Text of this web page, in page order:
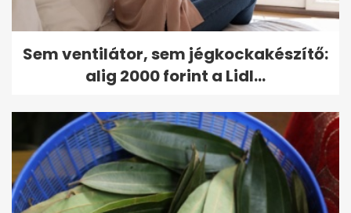
Sem ventilátor, sem jégkockakészítő:
alig 2000 forint a Lidl...